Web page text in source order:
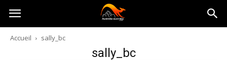
Australia-
Accueil sally_bc
sally_bc